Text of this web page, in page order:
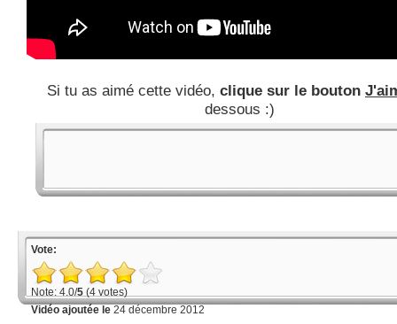
Si tu as aimé cette vidéo, clique sur le bouton
dessous :)
Vote:
Note: 4.0/5 (4 votes)
Vidéo ajoutée le 24 décembre 2012